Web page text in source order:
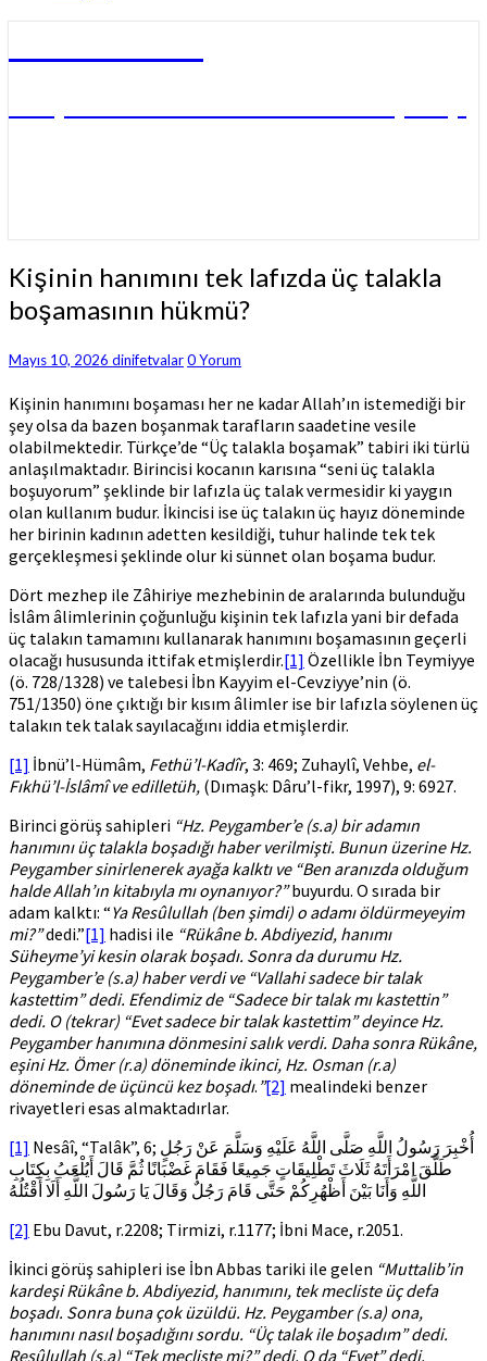
Kişinin
hanımını
tek
üç
boşamasının
hükmü?
Kişinin hanımını tek lafızda üç talakla
boşamasının hükmü?
Mayıs 10, 2026 dinifetvalarComments
0 Yorum
Kişinin hanımını boşaması her ne kadar Allah’ın istemediği bir
şey olsa da bazen boşanmak tarafların saadetine vesile
olabilmektedir. Türkçe’de “Üç talakla boşamak” tabiri iki türlü
anlaşılmaktadır. Birincisi kocanın karısına “seni üç talakla
boşuyorum” şeklinde bir lafızla üç talak vermesidir ki yaygın
olan kullanım budur. İkincisi ise üç talakın üç hayız döneminde
her birinin kadının adetten kesildiği, tuhur halinde tek tek
gerçekleşmesi şeklinde olur ki sünnet olan boşama budur.
Dört mezhep ile Zâhiriye mezhebinin de aralarında bulunduğu
İslâm âlimlerinin çoğunluğu kişinin tek lafızla yani bir defada
üç talakın tamamını kullanarak hanımını boşamasının geçerli
olacağı hususunda ittifak etmişlerdir.[1] Özellikle İbn Teymiyye
(ö. 728/1328) ve talebesi İbn Kayyim el-Cevziyye’nin (ö.
751/1350) öne çıktığı bir kısım âlimler ise bir lafızla söylenen üç
talakın tek talak sayılacağını iddia etmişlerdir.
[1] İbnü’l-Hümâm, Fethü’l-Kadîr, 3: 469; Zuhaylî, Vehbe, el-
Fıkhü’l-İslâmî ve edilletüh, (Dımaşk: Dâru’l-fikr, 1997), 9: 6927.
Birinci görüş sahipleri “Hz. Peygamber’e (s.a) bir adamın
hanımını üç talakla boşadığı haber verilmişti. Bunun üzerine Hz.
Peygamber sinirlenerek ayağa kalktı ve “Ben aranızda olduğum
halde Allah’ın kitabıyla mı oynanıyor?”buyurdu. O sırada bir
adam kalktı: “Ya Resûlullah (ben şimdi) o adamı öldürmeyeyim
mi?”dedi.”[1] hadisi ile “Rükâne b. Abdiyezid, hanımı
Süheyme’yi kesin olarak boşadı. Sonra da durumu Hz.
Peygamber’e (s.a) haber verdi ve “Vallahi sadece bir talak
kastettim” dedi. Efendimiz de “Sadece bir talak mı kastettin”
dedi. O (tekrar) “Evet sadece bir talak kastettim” deyince Hz.
Peygamber hanımına dönmesini salık verdi. Daha sonra Rükâne,
eşini Hz. Ömer (r.a) döneminde ikinci, Hz. Osman (r.a)
döneminde de üçüncü kez boşadı. ”[2] mealindeki benzer
rivayetleri esas almaktadırlar.
[1] Nesâî, “Talâk”, 6; أُخْبِرَ رَسُولُ اللَّهِ صَلَّى اللَّهُ عَلَيْهِ وَسَلَّمَ عَنْ رَجُلٍ
طَلَّقَ امْرَأَتَهُ ثَلَاثَ تَطْلِيقَاتٍ جَمِيعًا فَقَامَ غَضْبَانًا ثُمَّ قَالَ أَيُلْعَبُ بِكِتَابِ
اللَّهِ وَأَنَا بَيْنَ أَظْهُرِكُمْ حَتَّى قَامَ رَجُلٌ وَقَالَ يَا رَسُولَ اللَّهِ أَلَا أَقْتُلُهُ
[2] Ebu Davut, r.2208; Tirmizi, r.1177; İbni Mace, r.2051.
İkinci görüş sahipleri ise İbn Abbas tariki ile gelen “Muttalib’in
kardeşi Rükâne b. Abdiyezid, hanımını, tek mecliste üç defa
boşadı. Sonra buna çok üzüldü. Hz. Peygamber (s.a) ona,
hanımını nasıl boşadığını sordu. “Üç talak ile boşadım” dedi.
Resûlullah (s.a) “Tek mecliste mi?” dedi. O da “Evet” dedi.